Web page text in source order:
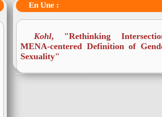
En Une :
Kohl, "Rethinking
MENA-centered Definition of
Sexuality"